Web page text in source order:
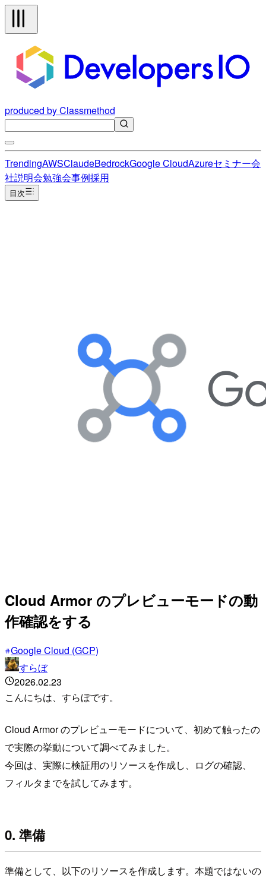
produced by Classmethod
TrendingAWSClaudeBedrockGoogle CloudAzureセミナー会
社説明会勉強会事例採用
目次
Cloud Armor のプレビューモードの動
作確認をする
Google Cloud (GCP)
すらぼ
2026.02.23
こんにちは、すらぼです。
Cloud Armor のプレビューモードについて、初めて触ったの
で実際の挙動について調べてみました。
今回は、実際に検証用のリソースを作成し、ログの確認、
フィルタまでを試してみます。
0. 準備
準備として、以下のリソースを作成します。本題ではないの